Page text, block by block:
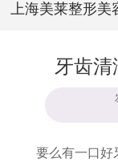
上海美莱整形美
牙齿
要么有一口好